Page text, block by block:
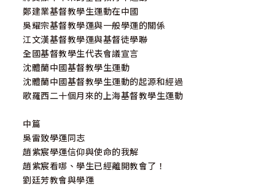
鄭建業基督教學生運動在中國
吳耀宗基督教學運與一般學運的關係
江文漢基督教學運與基督徒學聯
全國基督教學生代表會議宣言
沈體蘭中國基督教學生運動
沈體蘭中國基督教學生運動的起源和經過
歌羅西二十個月來的上海基督教學生運動
中篇
吳雷致學運同志
趙紫宸學運信仰與使命的我解
趙紫宸看哪、學生已經離開教會了！
劉廷芳教會與學運